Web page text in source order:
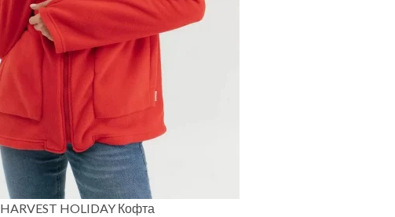
HARVEST HOLIDAY Кофта